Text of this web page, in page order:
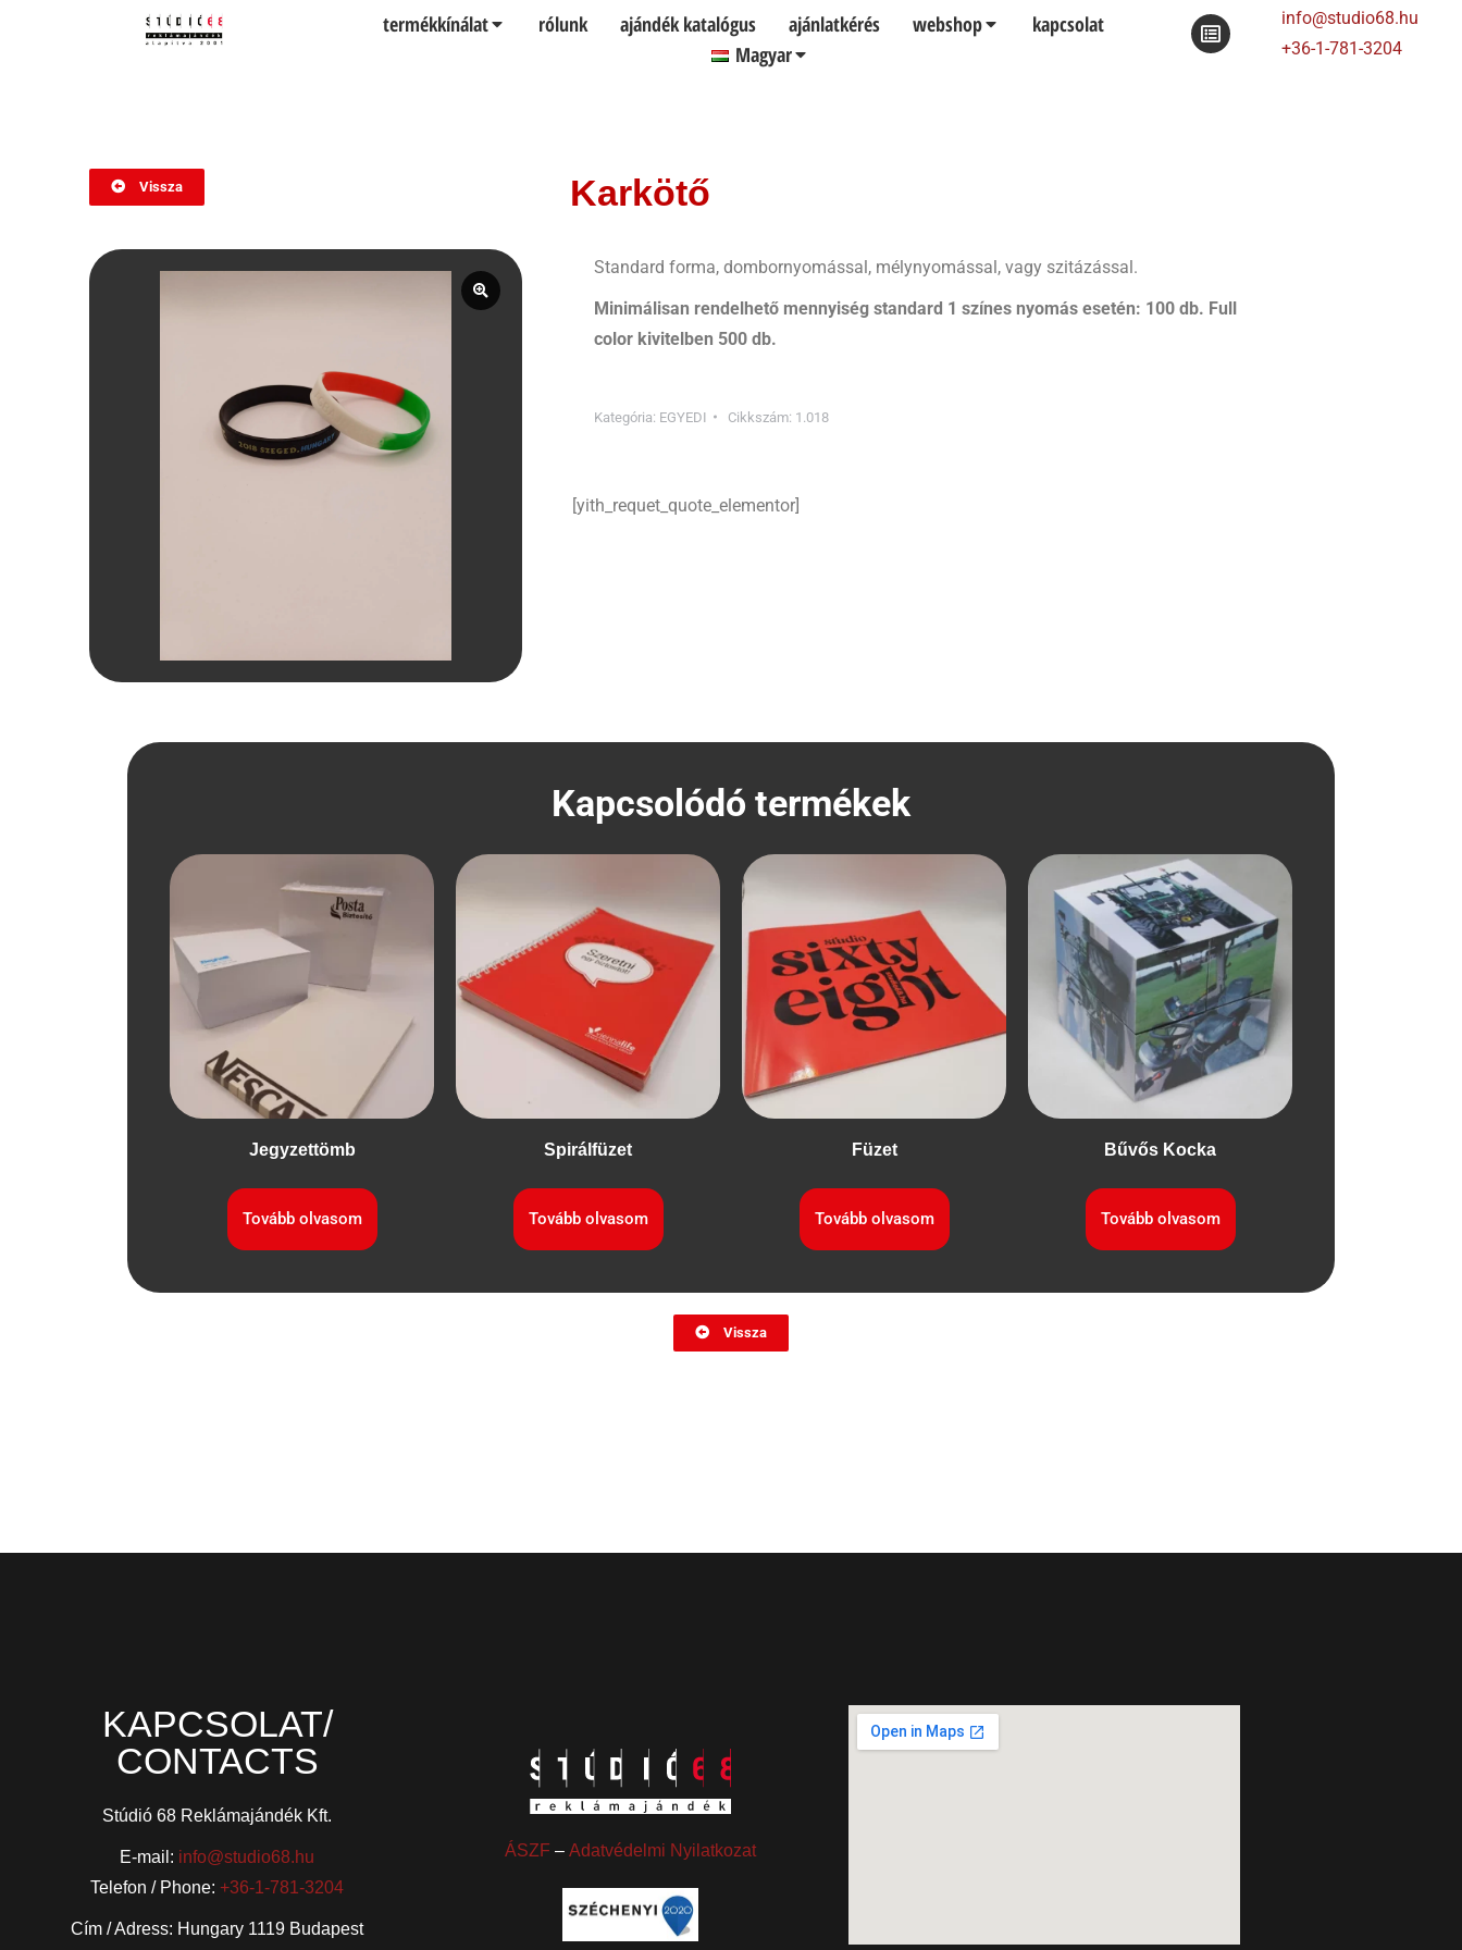
termékkínálat rólunk ajándék katalógus ajánlatkérés webshop
kapcsolat
Magyar
info@studio68.hu
+36-1-781-3204
Vissza Karkötő
Standard forma, dombornyomással, mélynyomással, vagy szitázással.
Minimálisan rendelhető mennyiség standard 1 színes nyomás esetén: 100 db. Full
color kivitelben 500 db.
Kategória: EGYEDI Cikkszám: 1.018
[yith_requet_quote_elementor]
Kapcsolódó termékek
Jegyzettömb
Tovább olvasom
Spirálfüzet
Tovább olvasom
Füzet
Tovább olvasom
Bűvős Kocka
Tovább olvasom
Vissza
KAPCSOLAT/
CONTACTS
Stúdió 68 Reklámajándék Kft.
E-mail: info@studio68.hu
Telefon / Phone:+36-1-781-3204
Cím / Adress: Hungary 1119 Budapest
ÁSZF –Adatvédelmi Nyilatkozat